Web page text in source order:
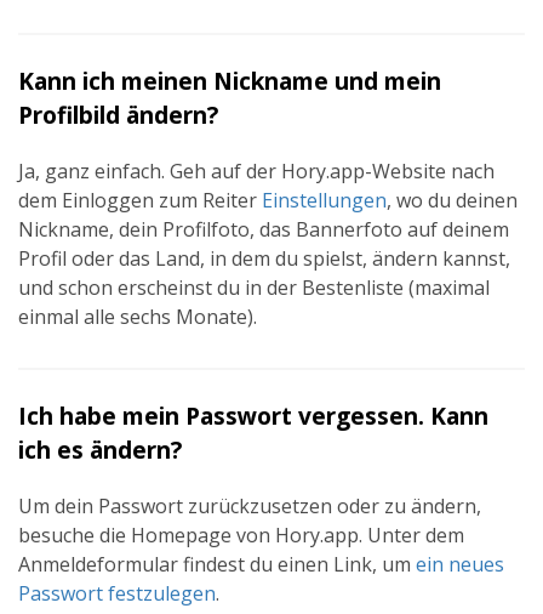
Kann ich meinen Nickname und mein
Profilbild ändern?
Ja, ganz einfach. Geh auf der Hory.app-Website nach
dem Einloggen zum Reiter Einstellungen, wo du deinen
Nickname, dein Profilfoto, das Bannerfoto auf deinem
Profil oder das Land, in dem du spielst, ändern kannst,
und schon erscheinst du in der Bestenliste (maximal
einmal alle sechs Monate).
Ich habe mein Passwort vergessen. Kann
ich es ändern?
Um dein Passwort zurückzusetzen oder zu ändern,
besuche die Homepage von Hory.app. Unter dem
Anmeldeformular findest du einen Link, um ein neues
Passwort festzulegen.